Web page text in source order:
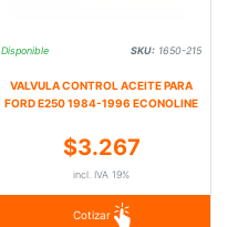
Disponible SKU: 1650-215
VALVULA CONTROL ACEITE PARA
FORD E250 1984-1996 ECONOLINE
$3.267
incl. IVA 19%
Cotizar